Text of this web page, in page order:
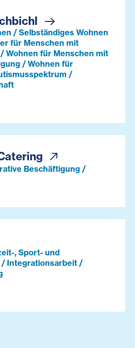
/ Selbständiges Wohnen
für Menschen mit
Wohnen für Menschen mit
/ Wohnen für
/
Beschäftigung /
, Sport- und
Integrationsarbeit /